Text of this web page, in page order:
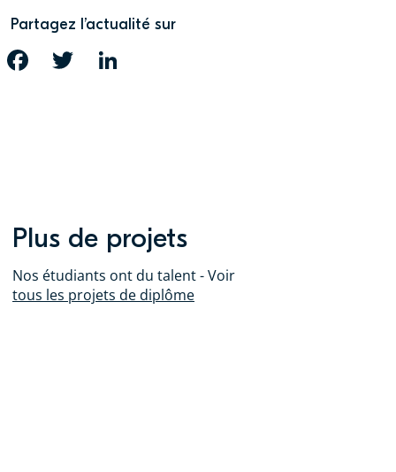
Partagez l’actualité sur
FACEBOOK TWITTER
Plus de projets
Nos étudiants ont du talent - Voir
tous les projets de diplôme